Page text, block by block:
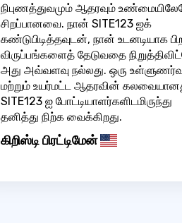
நிபுணத்துவமும் ஆதரவும்
சிறப்பானவை. நான் SITE123 ஐக்
கண்டுபிடித்தவுடன், நான் உடனடியாக
விருப்பங்களைத் தேடுவதை
அது அவ்வளவு நல்லது. ஒரு
மற்றும் உயர்மட்ட ஆதரவின்
SITE123 ஐ போட்டியாளர்களிடமிருந்து
தனித்து நிற்க வைக்கிறது.
கிறிஸ்டி பிரட்டிமேன்